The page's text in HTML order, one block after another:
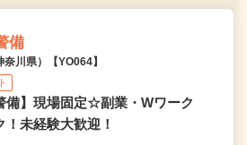
備
川県）【YO064】
備】現場固定☆副業・Wワーク
未経験大歓迎！